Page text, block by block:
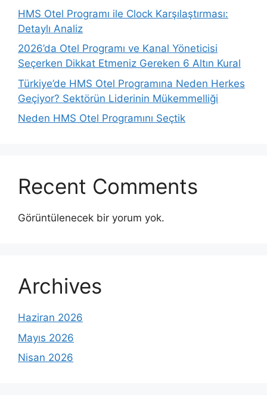
HMS Otel Programı ile Clock Karşılaştırması:
Detaylı Analiz
2026’da Otel Programı ve Kanal Yöneticisi
Seçerken Dikkat Etmeniz Gereken 6 Altın Kural
Türkiye’de HMS Otel Programına Neden Herkes
Geçiyor? Sektörün Liderinin Mükemmelliği
Neden HMS Otel Programını Seçtik
Recent Comments
Görüntülenecek bir yorum yok.
Archives
Haziran 2026
Mayıs 2026
Nisan 2026